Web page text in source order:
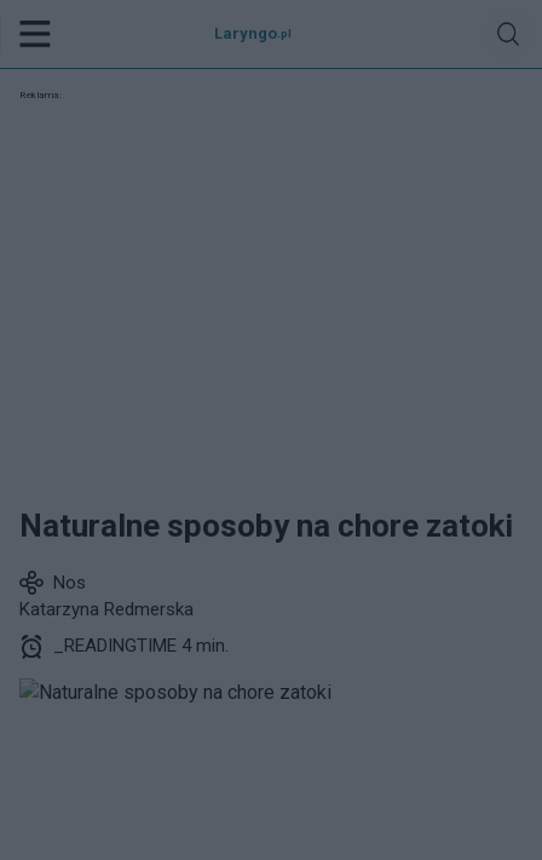
Laryngo .pl
Reklama:
Naturalne sposoby na chore zatoki
Nos
Katarzyna Redmerska
_READINGTIME 4 min.